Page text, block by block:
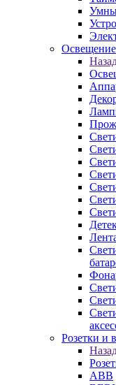
Освещение
Розетки и
ABB